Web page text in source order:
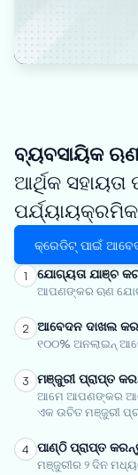
ବ୍ୟବସାୟିକ
ଆର୍ଥିକ
କ୍ରେଡିଟ୍ ପାଇଁ
1 ଯୋଗ୍ୟତା ଯାଞ୍ଚ
ଆପଣଙ୍କର ଋଣ
2 ଆବେଦନ ଦାଖଲ
୧୦୦% ଅନଲାଇନ୍
3 ମଞ୍ଜୁରୀ ପ୍ରାପ୍ତ
ଆମେ ଆପଣଙ୍କର
ଏକ ଉଚିତ ମଞ୍ଜୁରୀ
4 ପାଣ୍ଠି ପ୍ରାପ୍ତ
ମଞ୍ଜୁରୀର ୨ ଦିନ